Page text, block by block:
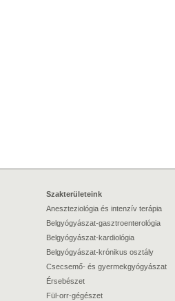
Szakterületeink
Aneszteziológia és intenzív terápia
Belgyógyászat-gasztroenterológia
Belgyógyászat-kardiológia
Belgyógyászat-krónikus osztály
Csecsemő- és gyermekgyógyászat
Érsebészet
Fül-orr-gégészet